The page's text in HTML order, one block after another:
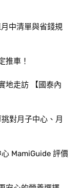
中清單與省錢規
推車！
地走訪 【國泰內
對月子中心、月
MamiGuide 評價